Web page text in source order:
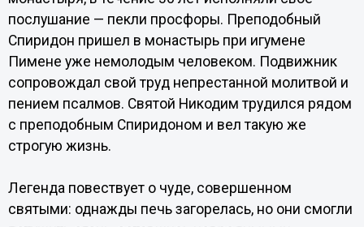
послушание — пекли просфоры. Преподобный
Спиридон пришел в монастырь при игумене
Пимене уже немолодым человеком. Подвижник
сопровождал свой труд непрестанной молитвой и
пением псалмов. Святой Никодим трудился рядом
с преподобным Спиридоном и вел такую же
строгую жизнь.
Легенда повествует о чуде, совершенном
святыми: однажды печь загорелась, но они смогли